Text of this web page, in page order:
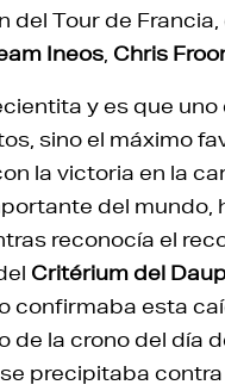
del Tour de Francia,
Ineos Chris
y es que uno
sino el máximo
la victoria en la
del mundo,
reconocía el
Critérium del
confirmaba esta
de la crono del día
precipitaba contra